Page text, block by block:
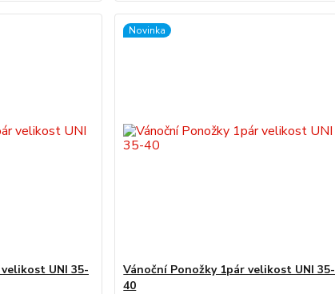
UNI 35-
Novinka
Vánoční Ponožky 1pár velikost UNI 35-
40